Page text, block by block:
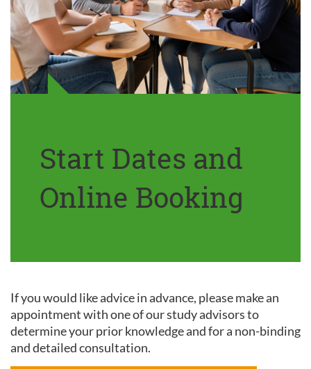
Start Dates and
Online Booking
If you would like advice in advance, please make an
appointment with one of our study advisors to
determine your prior knowledge and for a non-binding
and detailed consultation.